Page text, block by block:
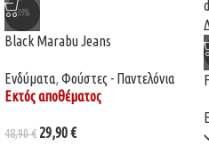
-39%
Black Marabu Jeans
Ενδύματα, Φούστες - Παντελόνια
Εκτός αποθέματος
48,90€ 29,90€